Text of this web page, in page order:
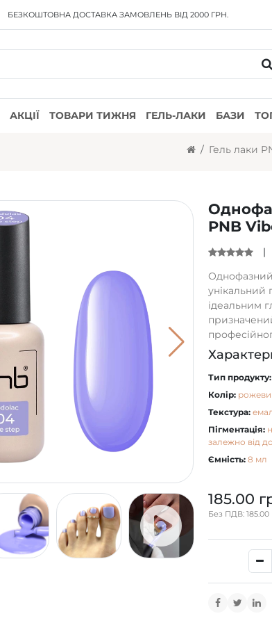
БЕЗКОШТОВНА ДОСТАВКАЗАМОВЛЕНЬ ВІД 2000 ГРН.
АКЦІЇ ТОВАРИ ТИЖНЯ ГЕЛЬ-ЛАКИ БАЗИ
Гель лаки
PNB
|
унікальний
ідеальним
Тип продукту:
Колір:
Текстура:
Пігментація:
залежно від
Ємність: 8 мл
185.00
Без ПДВ: 185.00